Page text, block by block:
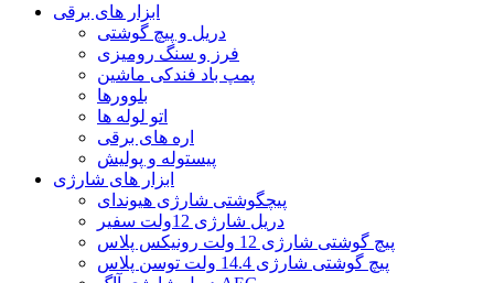
ابزار های برقی
دریل و پیچ گوشتی
فرز و سنگ رومیزی
پمپ باد فندکی ماشین
بلوورها
اتو لوله ها
اره های برقی
پیستوله و پولیش
ابزار های شارژی
پیچگوشتی شارژی هیوندای
دريل شارژی 12ولت سفیر
پیچ گوشتی شارژی 12 ولت رونیکس پلاس
پیچ گوشتی شارژی 14.4 ولت توسن پلاس